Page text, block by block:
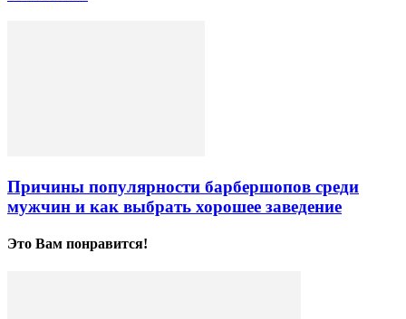
Причины популярности барбершопов среди
мужчин и как выбрать хорошее заведение
Это Вам понравится!